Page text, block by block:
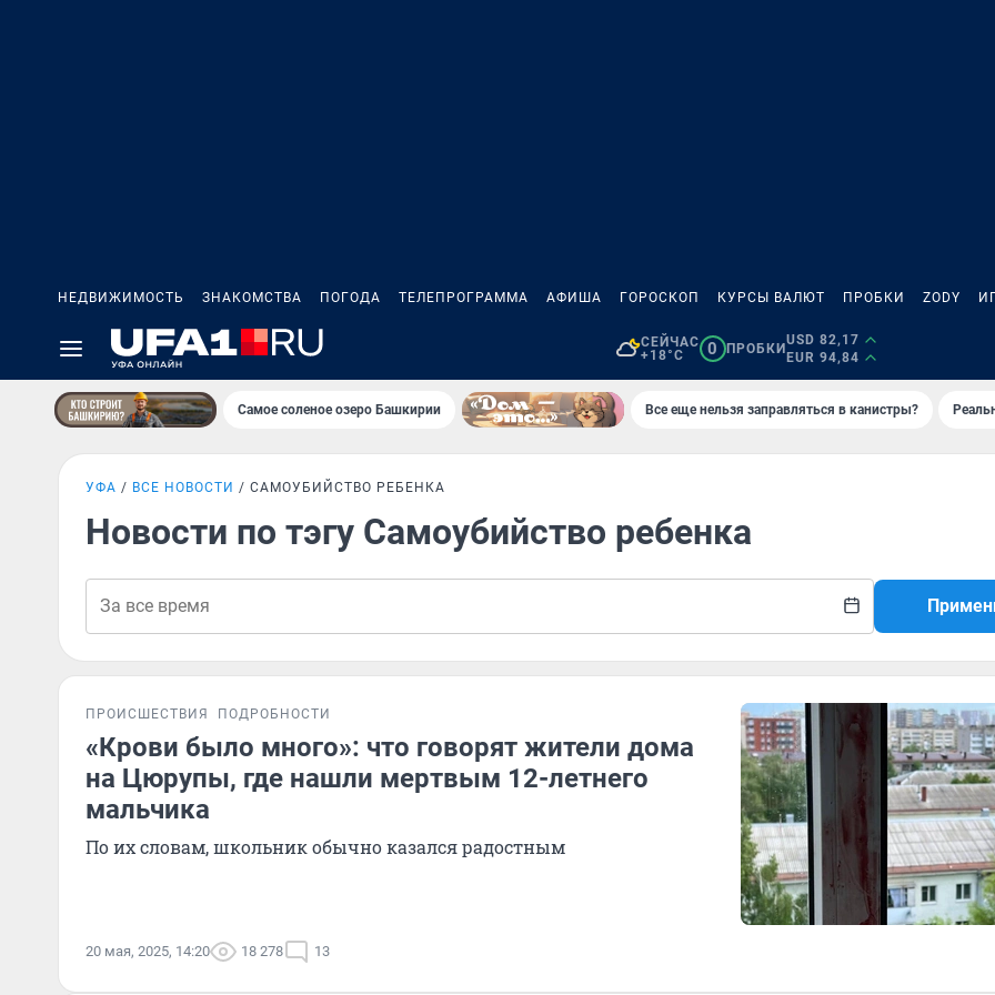
НЕДВИЖИМОСТЬ ЗНАКОМСТВА ПОГОДА ТЕЛЕПРОГРАММА АФИША ГОРОСКОП КУРСЫ ВАЛЮТ ПРОБКИ ZODY
СЕЙЧАС
+18°C
0 ПРОБКИ
USD 82,17
EUR 94,84
Самое соленое озеро Башкирии Все еще нельзя заправляться в канистры?
УФА ВСЕ НОВОСТИ САМОУБИЙСТВО РЕБЕНКА
Новости по тэгу Самоубийство ребенка
ПРОИСШЕСТВИЯ ПОДРОБНОСТИ
«Крови было много»: что говорят жители дома
на Цюрупы, где нашли мертвым 12-летнего
мальчика
По их словам, школьник обычно казался радостным
20 мая, 2025, 14:20 18 278 13